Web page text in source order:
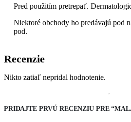
Pred použitím pretrepať.
Niektoré obchody ho predávajú pod
pod.
Recenzie
Nikto zatiaľ nepridal hodnotenie.
PRIDAJTE PRVÚ RECENZIU PRE